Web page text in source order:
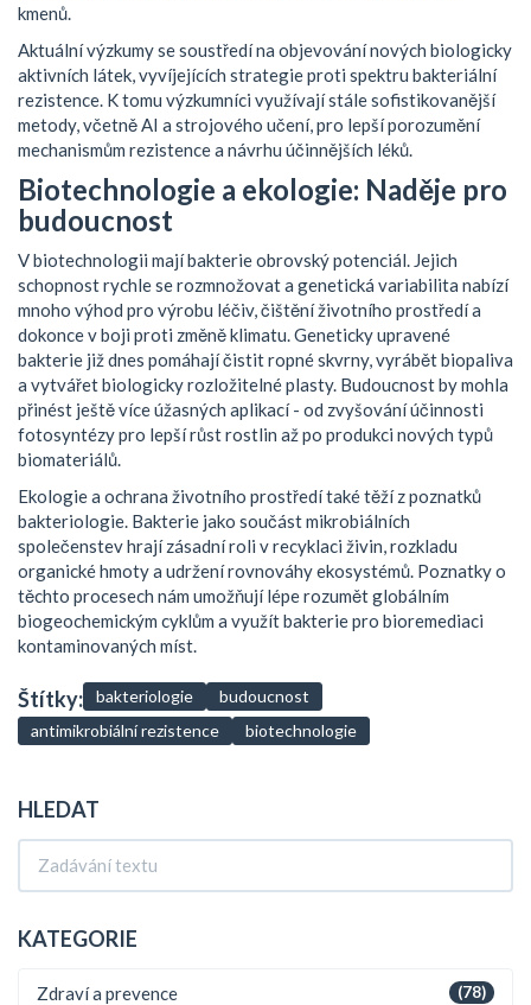
kmenů.
Aktuální výzkumy se soustředí na objevování nových biologicky
aktivních látek, vyvíjejících strategie proti spektru bakteriální
rezistence. K tomu výzkumníci využívají stále sofistikovanější
metody, včetně AI a strojového učení, pro lepší porozumění
mechanismům rezistence a návrhu účinnějších léků.
Biotechnologie a ekologie: Naděje pro
budoucnost
V biotechnologii mají bakterie obrovský potenciál. Jejich
schopnost rychle se rozmnožovat a genetická variabilita nabízí
mnoho výhod pro výrobu léčiv, čištění životního prostředí a
dokonce v boji proti změně klimatu. Geneticky upravené
bakterie již dnes pomáhají čistit ropné skvrny, vyrábět biopaliva
a vytvářet biologicky rozložitelné plasty. Budoucnost by mohla
přinést ještě více úžasných aplikací - od zvyšování účinnosti
fotosyntézy pro lepší růst rostlin až po produkci nových typů
biomateriálů.
Ekologie a ochrana životního prostředí také těží z poznatků
bakteriologie. Bakterie jako součást mikrobiálních
společenstev hrají zásadní roli v recyklaci živin, rozkladu
organické hmoty a udržení rovnováhy ekosystémů. Poznatky o
těchto procesech nám umožňují lépe rozumět globálním
biogeochemickým cyklům a využít bakterie pro bioremediaci
kontaminovaných míst.
Štítky: bakteriologie
budoucnost
antimikrobiální rezistence
biotechnologie
HLEDAT
KATEGORIE
(78)
Zdraví a prevence